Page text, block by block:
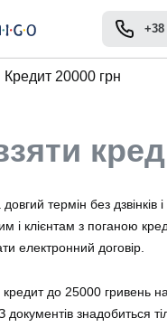
+38
Кредит 20000 грн
термін без
і клієнтам з поганою
електронний договір.
до 25000 гривень на
З документів знадобиться